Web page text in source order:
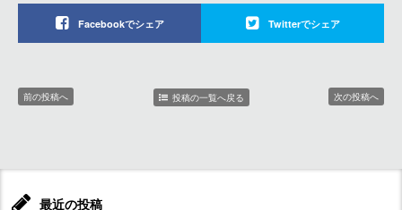
Facebookでシェア Twitterでシェア
前の投稿へ 投稿の一覧へ戻る 次の投稿へ
最近の投稿